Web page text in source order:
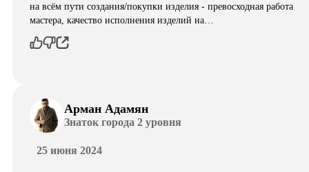
на всём пути создания/покупки изделия - превосходная работа
мастера, качество исполнения изделий на…
Арман Адамян
Знаток города 2 уровня
25 июня 2024